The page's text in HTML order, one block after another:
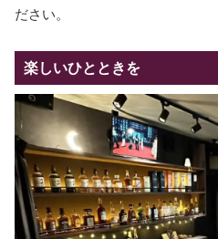
ださい。
楽しいひとときを